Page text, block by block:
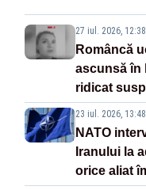
27 iul. 2026, 12:38
Româncă
ascunsă în
ridicat
23 iul. 2026, 13:48
NATO
Iranului la
orice aliat